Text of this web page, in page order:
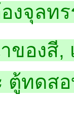
งจุลท
ของสี,
ตู้ทดส